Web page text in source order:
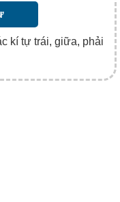
kí tự trái, giữa, phải